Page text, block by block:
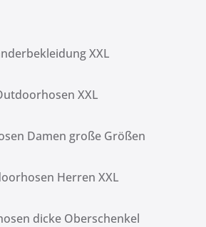
XXL
XXL
Damen große Größen
Herren XXL
dicke Oberschenkel